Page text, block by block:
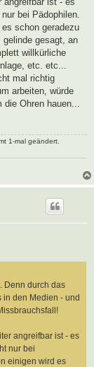
bei Pädophilen.
schon geradezu
gesagt, an
willkürliche
etc. etc...
mal richtig
arbeiten, würde
die Ohren hauen...
1-mal geändert.
Denn durch das
den Medien - und
angreifbar ist - es
nur bei
einigen wird es